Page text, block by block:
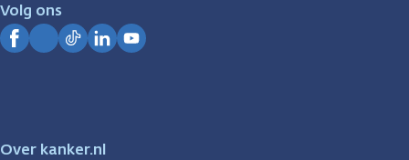
Volg ons
Over kanker.nl